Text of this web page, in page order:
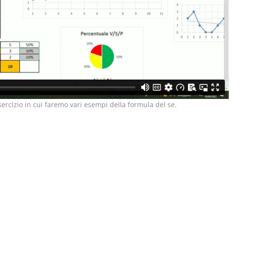
in cui faremo vari esempi della formula del se.